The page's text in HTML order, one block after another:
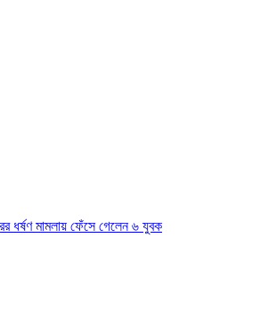
ধর্ষণ মামলায় ফেঁসে গেলেন ৬ যুবক